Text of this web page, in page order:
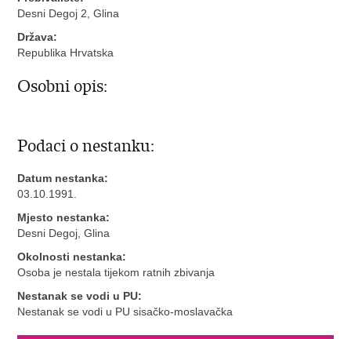
Desni Degoj 2, Glina
Država:
Republika Hrvatska
Osobni opis:
Podaci o nestanku:
Datum nestanka:
03.10.1991.
Mjesto nestanka:
Desni Degoj, Glina
Okolnosti nestanka:
Osoba je nestala tijekom ratnih zbivanja
Nestanak se vodi u PU:
Nestanak se vodi u PU sisačko-moslavačka